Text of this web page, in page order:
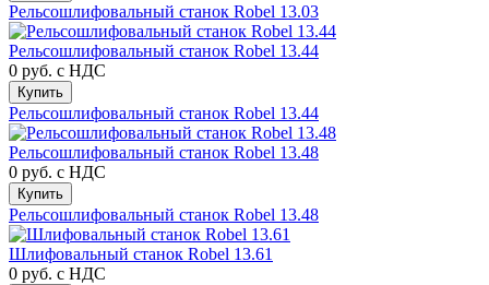
Рельсошлифовальный станок Robel 13.03
Рельсошлифовальный станок Robel 13.44
0 руб. с НДС
Купить
Рельсошлифовальный станок Robel 13.44
Рельсошлифовальный станок Robel 13.48
0 руб. с НДС
Купить
Рельсошлифовальный станок Robel 13.48
Шлифовальный станок Robel 13.61
0 руб. с НДС